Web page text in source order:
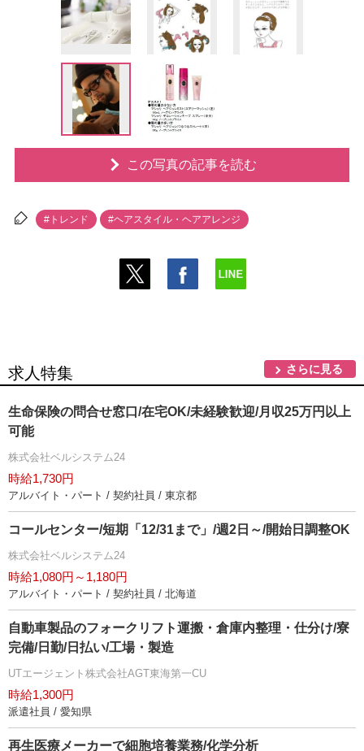
この写真の記事を読む
#トレンド #ヘアスタイル・ヘアアレンジ
求人特集 さらに見る
生命保険の問合せ窓口/在宅OK/未経験歓迎/月収25万円以上
可能
株式会社ベルシステム24
時給1,730円
アルバイト・パート / 契約社員 / 東京都
コールセンター/短期「12/31まで」/週2日～/開始日調整OK
株式会社ベルシステム24
時給1,080円～1,180円
アルバイト・パート / 契約社員 / 北海道
自動車製品のフォークリフト運搬・倉庫内整理・仕分け/寮
完備/日勤/日払い/工場・製造
UTエージェント株式会社AGT東海第一CU
時給1,300円
派遣社員 / 愛知県
再生医療メーカーで細胞培養業務/化学分析